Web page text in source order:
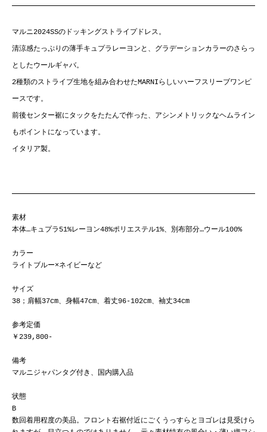
マルニ2024SSのドッキングストライプドレス。
清涼感たっぷりの薄手キュプラレーヨンと、グラデーションカラーのさらっ
としたウールギャバ。
2種類のストライプ生地を組み合わせたMARNIらしいハーフスリーブワンピ
ースです。
前後センター裾にタックをたたんで作った、アシンメトリックなヘムライン
もポイントになっています。
イタリア製。
素材
本体…キュプラ51%レーヨン48%ポリエステル1%、別布部分…ウール100%
カラー
ライトブルー×ネイビーなど
サイズ
38；肩幅37cm、身幅47cm、着丈96-102cm、袖丈34cm
参考定価
￥239,800-
備考
マルニジャパンタグ付き、国内購入品
状態
B
数回着用程度の美品。フロント右裾付近にごくうっすらとヨゴレは見受けら